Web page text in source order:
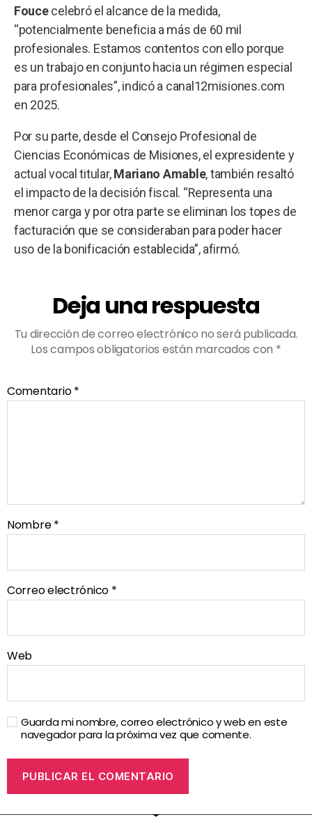
Foucecelebró el alcance de la medida,
“potencialmente beneficia a más de 60 mil
profesionales. Estamos contentos con ello porque
es un trabajo en conjunto hacia un régimen especial
para profesionales”, indicó a canal12misiones.com
en 2025.
Por su parte, desde el Consejo Profesional de
Ciencias Económicas de Misiones, el expresidente y
actual vocal titular,Mariano Amable, también resaltó
el impacto de la decisión fiscal. “Representa una
menor carga y por otra parte se eliminan los topes de
facturación que se consideraban para poder hacer
uso de la bonificación establecida”, afirmó.
Deja una respuesta
Tu dirección de correo electrónico no será publicada.
Los campos obligatorios están marcados con *
Comentario*
Nombre*
Correo electrónico *
Web
Guarda mi nombre, correo electrónico y web en este
navegador para la próxima vez que comente.